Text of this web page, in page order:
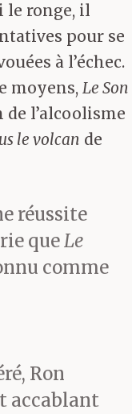
le ronge, il
pour se
à l’échec.
moyens, Le Son
l’alcoolisme
le volcan de
réussite
que Le
comme
Ron
accablant